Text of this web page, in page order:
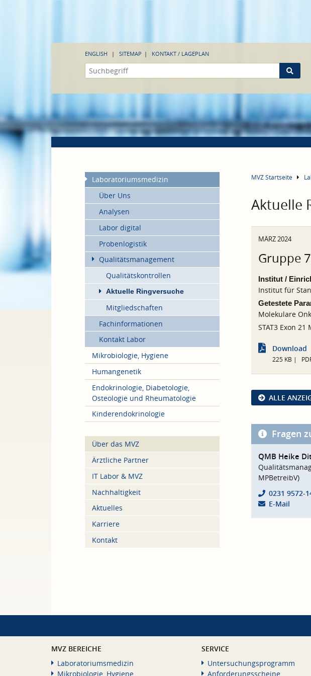
ENGLISH SITEMAP KONTAKT / LAGEPLAN
Laboratoriumsmedizin
Über Uns
Analysen
Labor digital
Probenlogistik
Qualitätsmanagement
Qualitätskontrollen
Aktuelle Ringversuche
Mitgliedschaften
Fachinformationen
Kontakt Labor
Mikrobiologie, Hygiene
Humangenetik
Endokrinologie, Diabetologie,
Osteologie und Rheumatologie
Kinderendokrinologie
Über das MVZ
Ärztliche Partner
IT Labor & MVZ
Nachhaltigkeit
Aktuelles
Karriere
Kontakt
MVZ Startseite
Aktuelle
MÄRZ 2024
Gruppe
Institut /
Institut für
Getestete
Molekulare
STAT3 Exon
Download
225 KB
ALLE
Fragen
QMB Heike
MPBetreibV)
0231 9572-
E-Mail
MVZ BEREICHE
Laboratoriumsmedizin
Mikrobiologie, Hygiene
SERVICE
Untersuchungsprogramm
Anforderungsscheine